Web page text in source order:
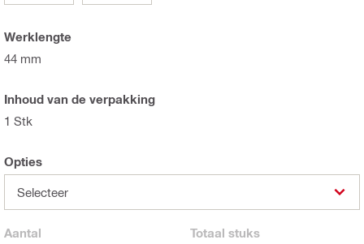
Werklengte
44 mm
Inhoud van de verpakking
1 Stk
Opties
Selecteer
Aantal Totaal stuks